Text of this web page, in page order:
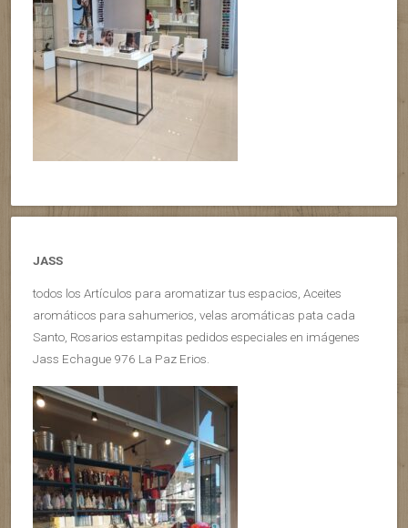
JASS
todos los Artículos para aromatizar tus espacios, Aceites
aromáticos para sahumerios, velas aromáticas pata cada
Santo, Rosarios estampitas pedidos especiales en imágenes
Jass Echague 976 La Paz Erios.